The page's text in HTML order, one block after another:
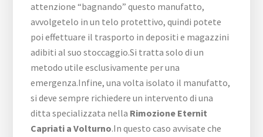
attenzione “bagnando” questo manufatto,
avvolgetelo in un telo protettivo, quindi potete
poi effettuare il trasporto in depositi e magazzini
adibiti al suo stoccaggio.Si tratta solo di un
metodo utile esclusivamente per una
emergenza.Infine, una volta isolato il manufatto,
si deve sempre richiedere un intervento di una
ditta specializzata nella Rimozione Eternit
Capriati a Volturno.In questo caso avvisate che